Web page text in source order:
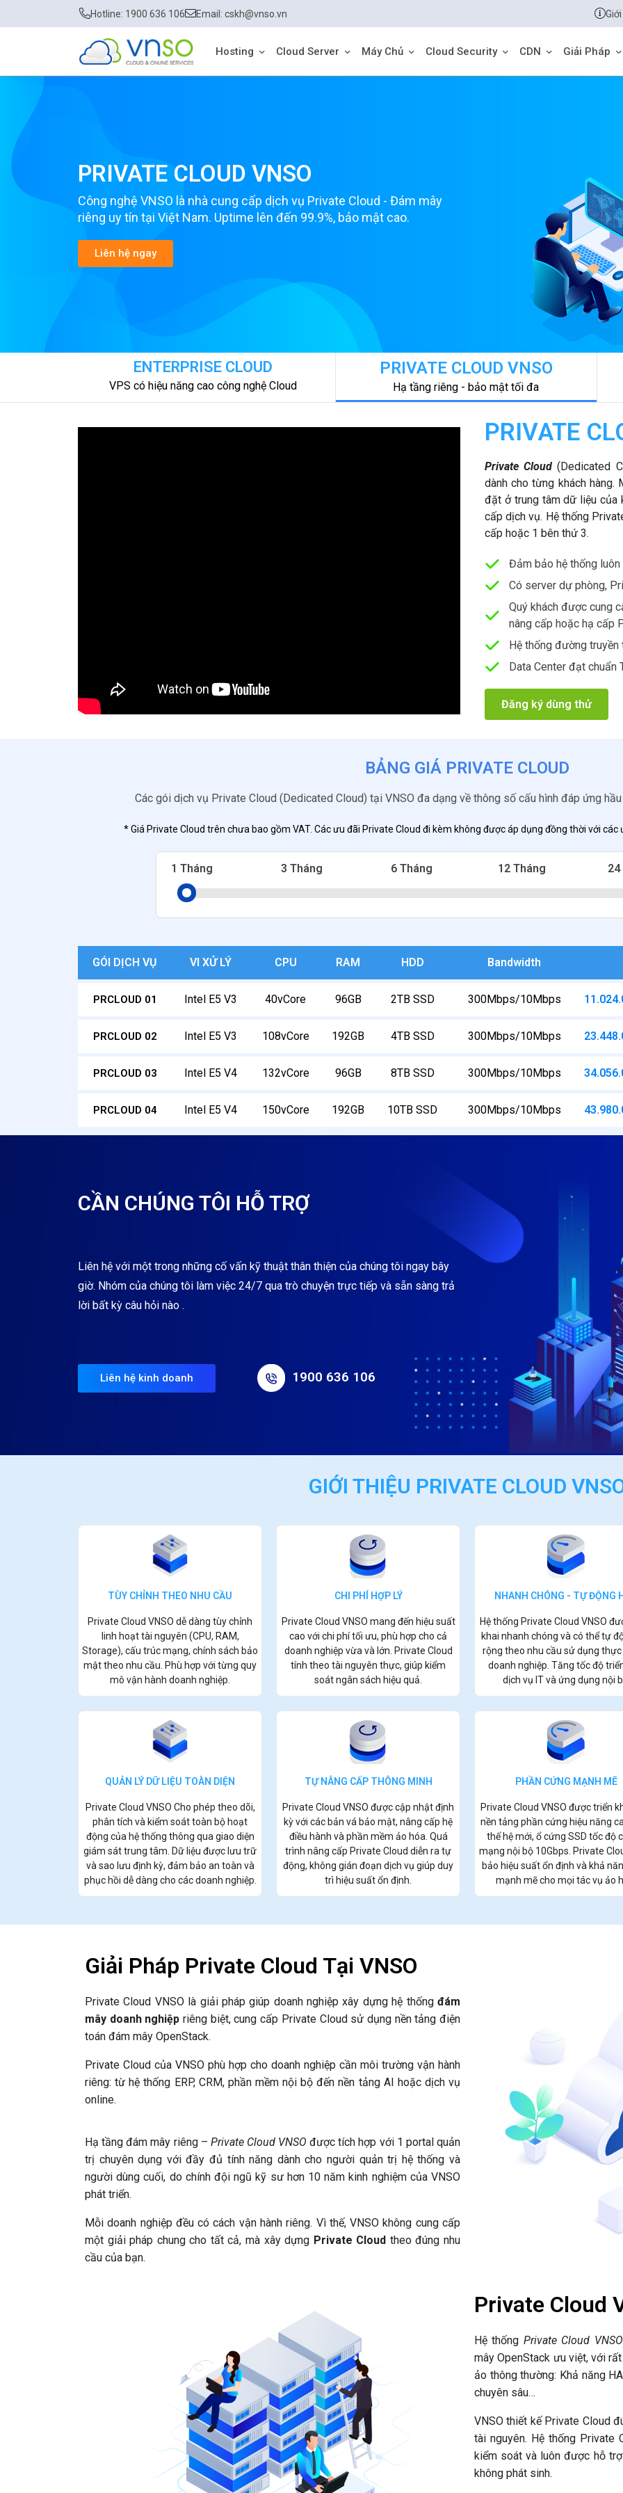
Hotline: 1900 636 106 Email: cskh@vnso.vn
Hosting Cloud Server Máy Chủ Cloud Security CDN Giải Pháp
PRIVATE CLOUD VNSO
Công nghệ VNSO là nhà cung cấp dịch vụ Private Cloud - Đám mây
riêng uy tín tại Việt Nam. Uptime lên đến 99.9%, bảo mật cao.
Liên hệ ngay
ENTERPRISE CLOUD
VPS có hiệu năng cao công nghệ Cloud
PRIVATE CLOUD VNSO
Hạ tầng riêng - bảo mật tối đa
PRIVATE
Private Cloud (Dedicated
dành cho từng khách
đặt ở trung tâm dữ liệu của
cấp dịch vụ. Hệ thống
cấp hoặc 1 bên thứ 3.
Đảm bảo hệ thống
Có server dự phòng,
Quý khách được cung
nâng cấp hoặc hạ cấp
Hệ thống đường
Data Center đạt chuẩn
Đăng ký dùng thử
BẢNG GIÁ PRIVATE CLOUD​
Các gói dịch vụ Private Cloud (Dedicated Cloud) tại VNSO đa dạng về thông số cấu hình đáp ứng
* Giá Private Cloud trên chưa bao gồm VAT. Các ưu đãi Private Cloud đi kèm không được áp dụng đồng thời với
1 Tháng 3 Tháng 6 Tháng 12 Tháng
GÓI DỊCH VỤ VI XỬ LÝ CPU RAM HDD Bandwidth
PRCLOUD 01 Intel E5 V3 40vCore 96GB 2TB SSD 300Mbps/10Mbps
PRCLOUD 02 Intel E5 V3 108vCore 192GB 4TB SSD 300Mbps/10Mbps
PRCLOUD 03 Intel E5 V4 132vCore 96GB 8TB SSD 300Mbps/10Mbps
PRCLOUD 04 Intel E5 V4 150vCore 192GB 10TB SSD 300Mbps/10Mbps
CẦN CHÚNG TÔI HỖ TRỢ
Liên hệ với một trong những cố vấn kỹ thuật thân thiện của chúng tôi ngay bây
giờ. Nhóm của chúng tôi làm việc 24/7 qua trò chuyện trực tiếp và sẵn sàng trả
lời bất kỳ câu hỏi nào .
Liên hệ kinh doanh 1900 636 106
GIỚI THIỆU PRIVATE CLOUD
TÙY CHỈNH THEO NHU CẦU
Private Cloud VNSO dễ dàng tùy chỉnh
linh hoạt tài nguyên (CPU, RAM,
Storage), cấu trúc mạng, chính sách bảo
mật theo nhu cầu. Phù hợp với từng quy
mô vận hành doanh nghiệp.
QUẢN LÝ DỮ LIỆU TOÀN DIỆN
Private Cloud VNSO Cho phép theo dõi,
phân tích và kiểm soát toàn bộ hoạt
động của hệ thống thông qua giao diện
giám sát trung tâm. Dữ liệu được lưu trữ
và sao lưu định kỳ, đảm bảo an toàn và
phục hồi dễ dàng cho các doanh nghiệp.
CHI PHÍ HỢP LÝ
Private Cloud VNSO mang đến hiệu suất
cao với chi phí tối ưu, phù hợp cho cả
doanh nghiệp vừa và lớn. Private Cloud
tính theo tài nguyên thực, giúp kiểm
soát ngân sách hiệu quả.
TỰ NÂNG CẤP THÔNG MINH
Private Cloud VNSO được cập nhật định
kỳ với các bản vá bảo mật, nâng cấp hệ
điều hành và phần mềm ảo hóa. Quá
trình nâng cấp Private Cloud diễn ra tự
động, không gián đoạn dịch vụ giúp duy
trì hiệu suất ổn định.
NHANH CHÓNG - TỰ ĐỘNG
Hệ thống Private Cloud VNSO
khai nhanh chóng và có thể tự
rộng theo nhu cầu sử dụng thực
doanh nghiệp. Tăng tốc độ
dịch vụ IT và ứng dụng nội
PHẦN CỨNG MẠNH MẼ
Private Cloud VNSO được triển
nền tảng phần cứng hiệu năng
thế hệ mới, ổ cứng SSD tốc độ
mạng nội bộ 10Gbps. Private
bảo hiệu suất ổn định và khả
mạnh mẽ cho mọi tác vụ ảo
Giải Pháp Private Cloud Tại VNSO
Private Cloud VNSO là giải pháp giúp doanh nghiệp xây dựng hệ thống đám
mây doanh nghiệp riêng biệt, cung cấp Private Cloud sử dụng nền tảng điện
toán đám mây OpenStack.
Private Cloud của VNSO phù hợp cho doanh nghiệp cần môi trường vận hành
riêng: từ hệ thống ERP, CRM, phần mềm nội bộ đến nền tảng AI hoặc dịch vụ
online.
Hạ tầng đám mây riêng – Private Cloud VNSO được tích hợp với 1 portal quản
trị chuyên dụng với đầy đủ tính năng dành cho người quản trị hệ thống và
người dùng cuối, do chính đội ngũ kỹ sư hơn 10 năm kinh nghiệm của VNSO
phát triển.
Mỗi doanh nghiệp đều có cách vận hành riêng. Vì thế, VNSO không cung cấp
một giải pháp chung cho tất cả, mà xây dựng Private Cloud theo đúng nhu
cầu của bạn.
Private Cloud
Hệ thống Private Cloud VNSO
mây OpenStack ưu việt, với
ảo thông thường: Khả năng
chuyên sâu…
VNSO thiết kế Private Cloud
tài nguyên. Hệ thống Private
kiểm soát và luôn được hỗ
không phát sinh.